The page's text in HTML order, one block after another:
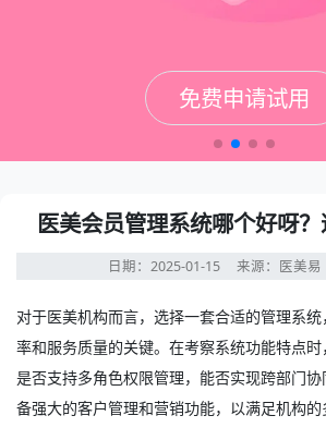
免费申请试用
免费申请试用
免费申请试用
免费申请试用
医美会员管理系统哪个好呀
日期：2025-01-15 来源：医美
对于医美机构而言，选择一套合适的管理系
率和服务质量的关键。在考察系统功能特点
是否支持多角色权限管理，能否实现跨部门
备强大的客户管理和营销功能，以满足机构的